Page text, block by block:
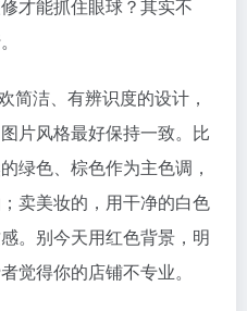
才能抓住眼球？其实不
简洁、有辨识度的设计，
片风格最好保持一致。比
绿色、棕色作为主色调，
卖美妆的，用干净的白色
。别今天用红色背景，明
觉得你的店铺不专业。